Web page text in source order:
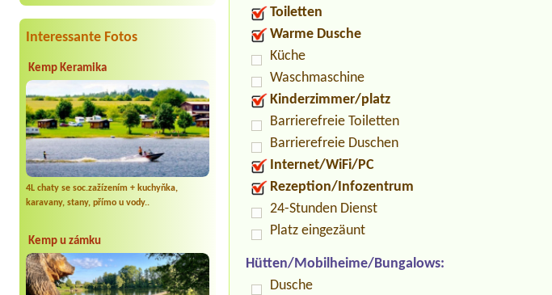
Interessante Fotos
Kemp Keramika
4L chaty se soc.zažízením + kuchyňka,
karavany, stany, přímo u vody..
Kemp u zámku
Toiletten
Warme Dusche
Küche
Waschmaschine
Kinderzimmer/platz
Barrierefreie Toiletten
Barrierefreie Duschen
Internet/WiFi/PC
Rezeption/Infozentrum
24-Stunden Dienst
Platz eingezäunt
Hütten/Mobilheime/Bungalows:
Dusche